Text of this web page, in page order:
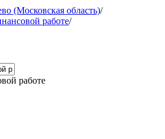
(Московская область)/
работе/
работе